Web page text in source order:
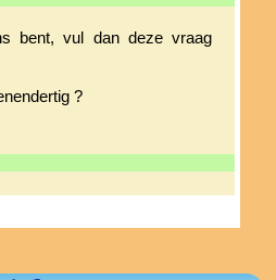
bent, vul dan deze vraag
?